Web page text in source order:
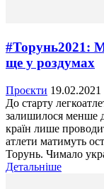
#Торунь2021:
ще у роздумах
Проєкти 19.02.2021
До старту
залишилося менше
країн лише
атлети матимуть
Торунь. Чимало
Детальніше